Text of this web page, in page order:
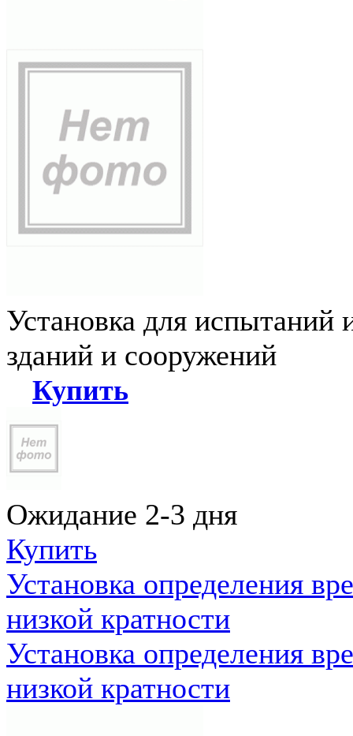
Установка для испытаний
зданий и сооружений
Купить
Ожидание 2-3 дня
Купить
Установка определения
низкой кратности
Установка определения
низкой кратности